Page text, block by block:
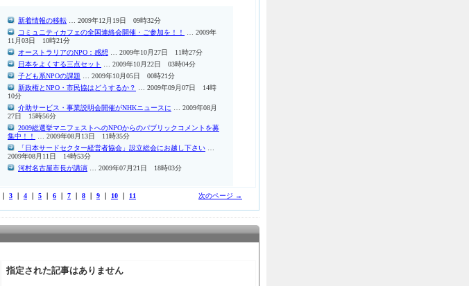
新着情報の移転 … 2009年12月19日 09時32分
コミュニティカフェの全国連絡会開催・ご参加を！！
… 2009年
11月03日 10時21分
オーストラリアのNPO：感想 … 2009年10月27日 11時27分
日本をよくする三点セット
… 2009年10月22日 03時04分
子ども系NPOの課題 … 2009年10月05日 00時21分
新政権とNPO・市民協はどうするか？
… 2009年09月07日 14時
10分
介助サービス・事業説明会開催がNHKニュースに … 2009年08月
27日 15時56分
2009総選挙マニフェストへのNPOからのパブリックコメントを募
集中！！
… 2009年08月13日 11時35分
「日本サードセクター経営者協会」設立総会にお越し下さい
2009年08月11日 14時53分
河村名古屋市長が講演 … 2009年07月21日 18時03分
3 4 5 6 7 8 9 10 11 次のページ →
指定された記事はありません